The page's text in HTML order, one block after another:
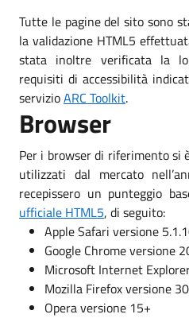
Tutte le pagine del sito sono
la validazione HTML5
stata inoltre verificata la
requisiti di accessibilità
servizioARC Toolkit.
Browser
Per i browser di riferimento si
utilizzati dal mercato
recepissero un punteggio
ufficiale HTML5, di seguito:
Apple Safari versione
Google Chrome versione
Microsoft Internet
Mozilla Firefox versione
Opera versione 15+